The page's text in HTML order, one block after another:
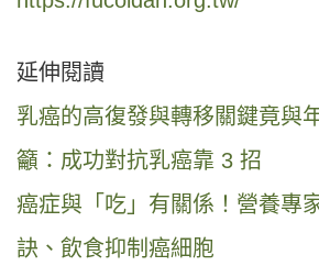
延伸閱讀
乳癌的高復發與轉移關鍵竟與
籲：成功對抗乳癌靠 3 招
癌症與「吃」有關係！營養專
訣、飲食抑制癌細胞